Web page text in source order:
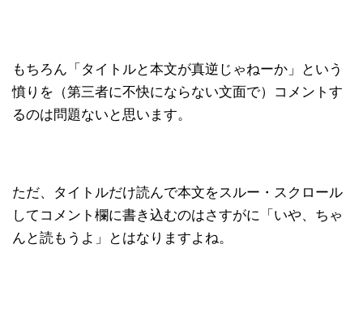
もちろん「タイトルと本文が真逆じゃねーか」という
憤りを（第三者に不快にならない文面で）コメントす
るのは問題ないと思います。
ただ、タイトルだけ読んで本文をスルー・スクロール
してコメント欄に書き込むのはさすがに「いや、ちゃ
んと読もうよ」とはなりますよね。